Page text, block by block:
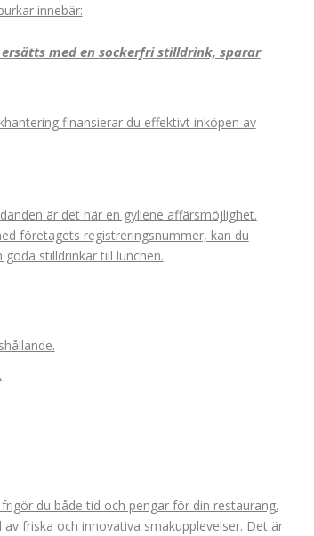
innebär:
med en sockerfri stilldrink, sparar
finansierar du effektivt inköpen av
är det här en gyllene affärsmöjlighet.
företagets registreringsnummer, kan du
stilldrinkar till lunchen.
du både tid och pengar för din restaurang.
friska och innovativa smakupplevelser. Det är